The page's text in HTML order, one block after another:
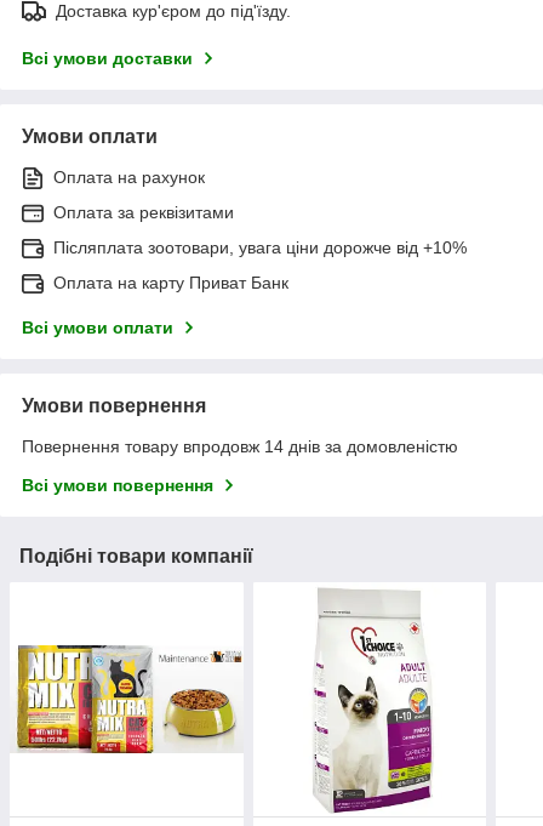
Доставка кур'єром до під'їзду.
Всі умови доставки
Умови оплати
Оплата на рахунок
Оплата за реквізитами
Післяплата зоотовари, увага ціни дорожче від +10%
Оплата на карту Приват Банк
Всі умови оплати
Умови повернення
Повернення товару впродовж 14 днів за домовленістю
Всі умови повернення
Подібні товари компанії